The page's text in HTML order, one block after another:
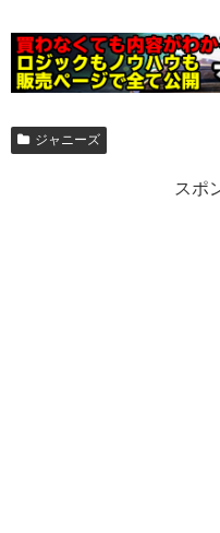
ジャニーズ
スポ